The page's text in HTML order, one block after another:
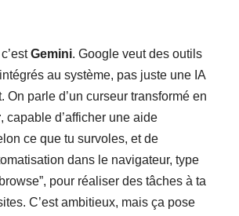
Gemini. Google veut des outils
au système, pas juste une IA
On parle d’un curseur transformé en
, capable d’afficher une aide
ce que tu survoles, et de
dans le navigateur, type
pour réaliser des tâches à ta
C’est ambitieux, mais ça pose